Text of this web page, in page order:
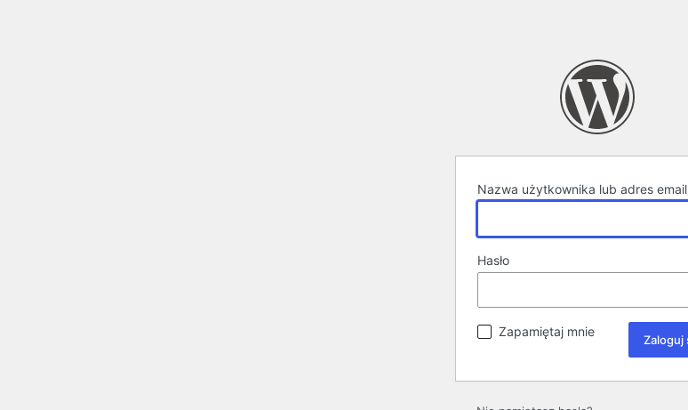
Nazwa użytkownika lub adres email
Hasło
Zapamiętaj mnie